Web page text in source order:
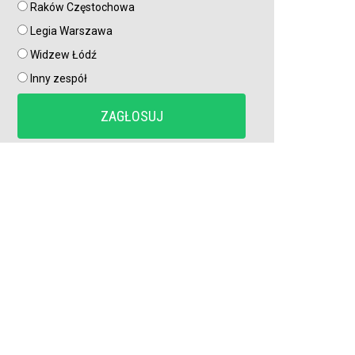
Karol Angielski odejdzie z Pogoni Szczecin? W tle dwa
polskie kluby lub wyjazd do Grecji
Barcelona walczy o gwiazdę Atletico! Deco poleciał na
przekonać włodarzy madryckiego klubu
Raków Częstochowa
Legia Warszawa
Widzew Łódź
Inny zespół